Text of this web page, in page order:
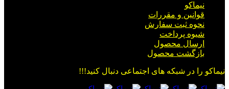
نیماکو
قوانین و مقررات
نحوه ثبت سفارش
شیوه پرداخت
ارسال محصول
بازگشت محصول
نیماکو را در شبکه های اجتماعی دنبال کنید!!!